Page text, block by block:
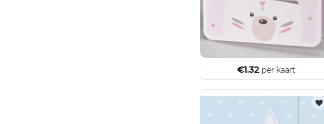
€1.32 per kaart